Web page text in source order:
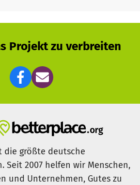
by the Maecenata Foundation,
Projekt zu verbreiten
die größte deutsche
Seit 2007 helfen wir Menschen,
und Unternehmen, Gutes zu